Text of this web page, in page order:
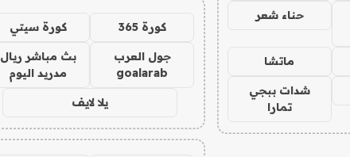
حناء شعر
ماتشا
شدات ببجي
تمارا
كورة 365 كورة سيتي
جول العرب
goalarab
بث مباشر ريال
مدريد اليوم
يلا لايف